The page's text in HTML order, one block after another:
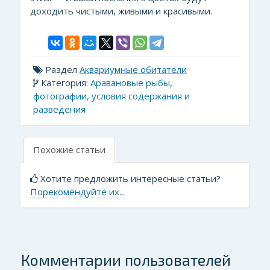
доходить чистыми, живыми и красивыми.
Раздел Аквариумные обитатели
Категория: Аравановые рыбы,
фотографии, условия содержания и
разведения
Похожие статьи
Хотите предложить интересные статьи?
Порекомендуйте их...
Комментарии пользователей